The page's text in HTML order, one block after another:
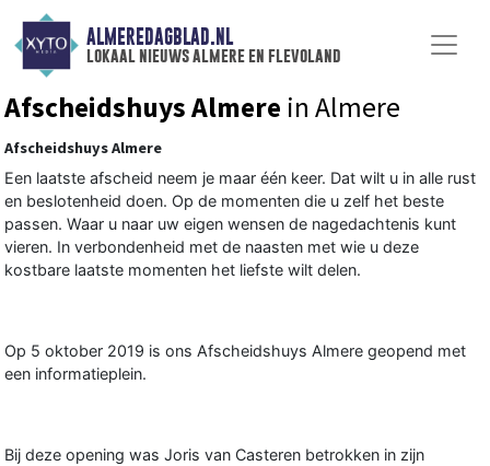
ALMEREDAGBLAD.NL
lokaal nieuws almere en flevoland
Afscheidshuys Almere in Almere
Afscheidshuys Almere
Een laatste afscheid neem je maar één keer. Dat wilt u in alle rust
en beslotenheid doen. Op de momenten die u zelf het beste
passen. Waar u naar uw eigen wensen de nagedachtenis kunt
vieren. In verbondenheid met de naasten met wie u deze
kostbare laatste momenten het liefste wilt delen.
Op 5 oktober 2019 is ons Afscheidshuys Almere geopend met
een informatieplein.
Bij deze opening was Joris van Casteren betrokken in zijn